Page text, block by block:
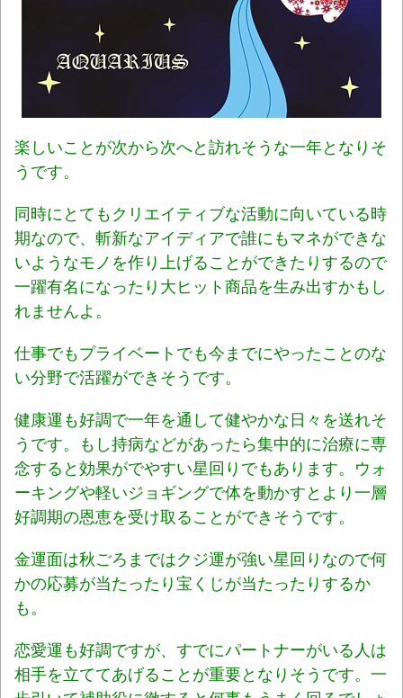
楽しいことが次から次へと訪れそうな一年となりそ
うです。
同時にとてもクリエイティブな活動に向いている時
期なので、斬新なアイディアで誰にもマネができな
いようなモノを作り上げることができたりするので
一躍有名になったり大ヒット商品を生み出すかもし
れませんよ。
仕事でもプライベートでも今までにやったことのな
い分野で活躍ができそうです。
健康運も好調で一年を通して健やかな日々を送れそ
うです。もし持病などがあったら集中的に治療に専
念すると効果がでやすい星回りでもあります。ウォ
ーキングや軽いジョギングで体を動かすとより一層
好調期の恩恵を受け取ることができそうです。
金運面は秋ごろまではクジ運が強い星回りなので何
かの応募が当たったり宝くじが当たったりするか
も。
恋愛運も好調ですが、すでにパートナーがいる人は
相手を立ててあげることが重要となりそうです。一